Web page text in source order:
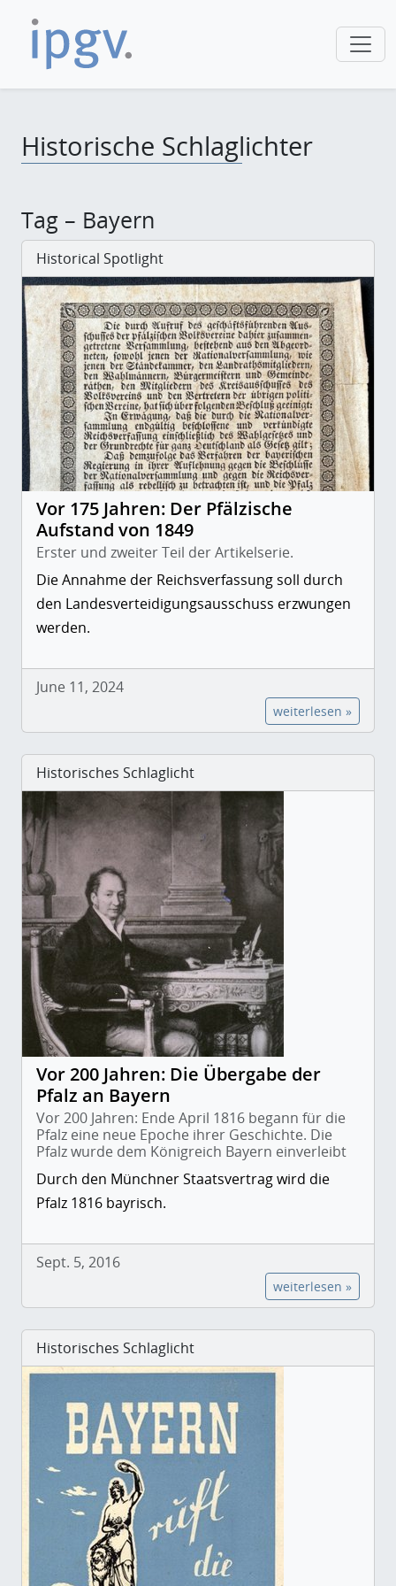
Historische Schlaglichter
Tag – Bayern
Historical Spotlight
Vor 175 Jahren: Der Pfälzische
Aufstand von 1849
Erster und zweiter Teil der Artikelserie.
Die Annahme der Reichsverfassung soll durch
den Landesverteidigungsausschuss erzwungen
werden.
June 11, 2024
weiterlesen »
Historisches Schlaglicht
Vor 200 Jahren: Die Übergabe der
Pfalz an Bayern
Vor 200 Jahren: Ende April 1816 begann für die
Pfalz eine neue Epoche ihrer Geschichte. Die
Pfalz wurde dem Königreich Bayern einverleibt
Durch den Münchner Staatsvertrag wird die
Pfalz 1816 bayrisch.
Sept. 5, 2016
weiterlesen »
Historisches Schlaglicht